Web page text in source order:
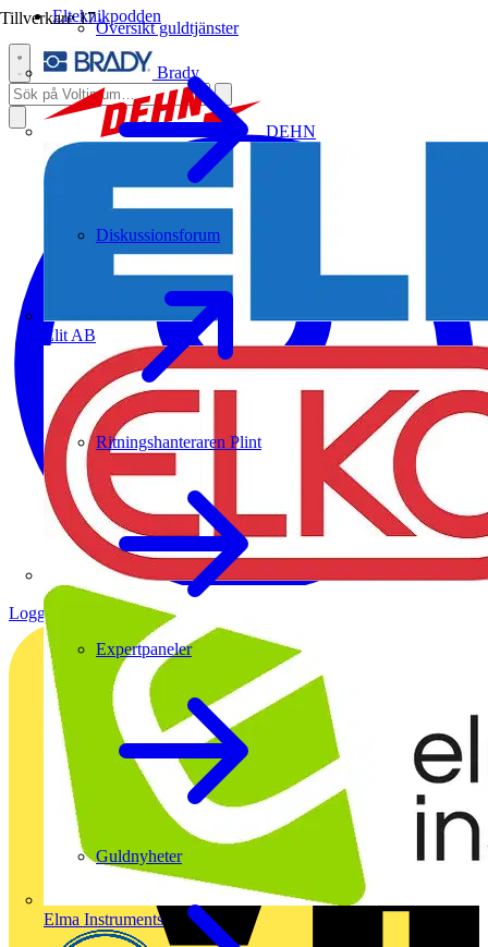
Tillverkare 17
Brady
DEHN
Elit AB
Elma Instruments
Översikt guldtjänster
Diskussionsforum
Ritningshanteraren Plint
Expertpaneler
Guldnyheter
Elteknikpodden
Logga in Registrera dig